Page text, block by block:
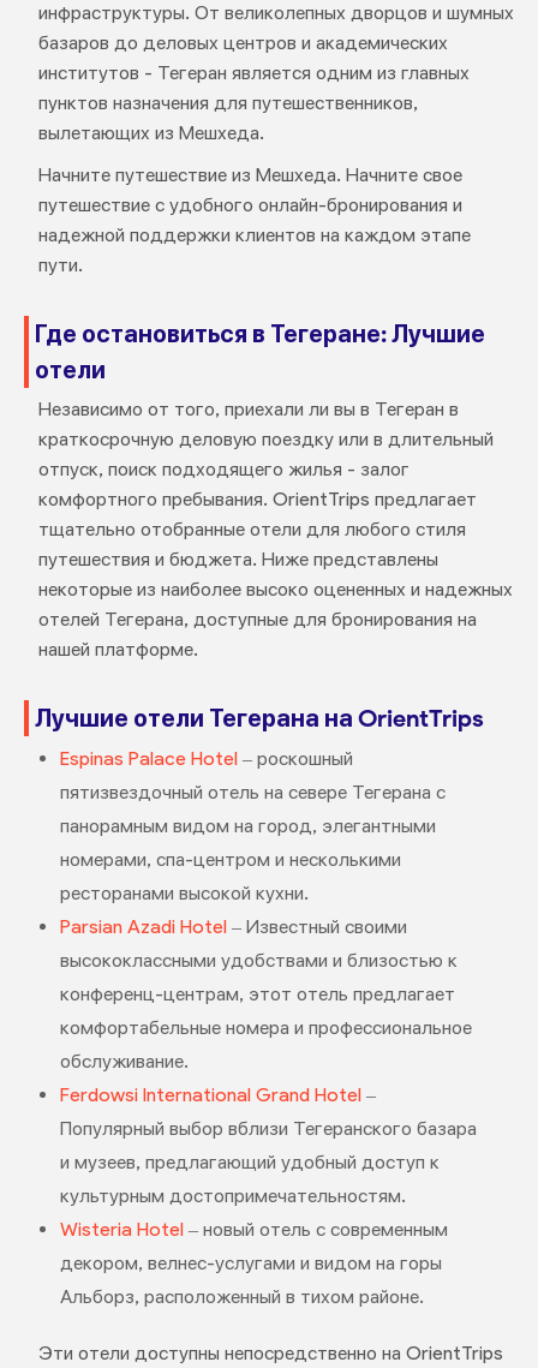
инфраструктуры. От великолепных дворцов и шумных
базаров до деловых центров и академических
институтов - Тегеран является одним из главных
пунктов назначения для путешественников,
вылетающих из Мешхеда.
Начните путешествие из Мешхеда. Начните свое
путешествие с удобного онлайн-бронирования и
надежной поддержки клиентов на каждом этапе
пути.
Где остановиться в Тегеране: Лучшие
отели
Независимо от того, приехали ли вы в Тегеран в
краткосрочную деловую поездку или в длительный
отпуск, поиск подходящего жилья - залог
комфортного пребывания. OrientTrips предлагает
тщательно отобранные отели для любого стиля
путешествия и бюджета. Ниже представлены
некоторые из наиболее высоко оцененных и надежных
отелей Тегерана, доступные для бронирования на
нашей платформе.
Лучшие отели Тегерана на OrientTrips
Espinas Palace Hotel– роскошный
пятизвездочный отель на севере Тегерана с
панорамным видом на город, элегантными
номерами, спа-центром и несколькими
ресторанами высокой кухни.
Parsian Azadi Hotel– Известный своими
высококлассными удобствами и близостью к
конференц-центрам, этот отель предлагает
комфортабельные номера и профессиональное
обслуживание.
Ferdowsi International Grand Hotel–
Популярный выбор вблизи Тегеранского базара
и музеев, предлагающий удобный доступ к
культурным достопримечательностям.
Wisteria Hotel– новый отель с современным
декором, велнес-услугами и видом на горы
Альборз, расположенный в тихом районе.
Эти отели доступны непосредственно на OrientTrips